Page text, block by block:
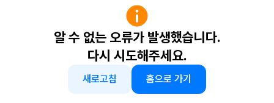
알 수 없는 오류가 발생했습니다.
다시 시도해주세요.
새로고침 홈으로 가기